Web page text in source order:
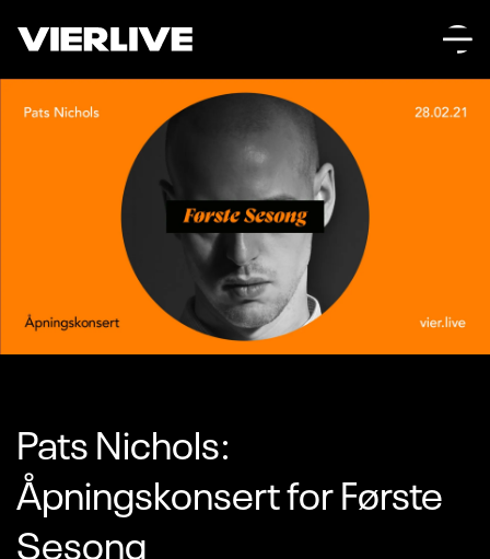
Pats Nichols:
Åpningskonsert for Første
Sesong